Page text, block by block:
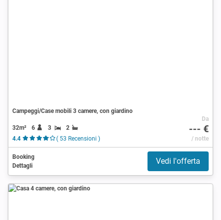
Campeggi/Case mobili 3 camere, con giardino
32m² 6 3
2
4.4
( 53 Recensioni )
Da
--- €
/ notte
Booking
Dettagli
Vedi l'offerta